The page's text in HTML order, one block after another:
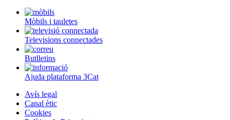
Mòbils i tauletes
Televisions connectades
Butlletins
Ajuda plataforma 3Cat
Avís legal
Canal ètic
Cookies